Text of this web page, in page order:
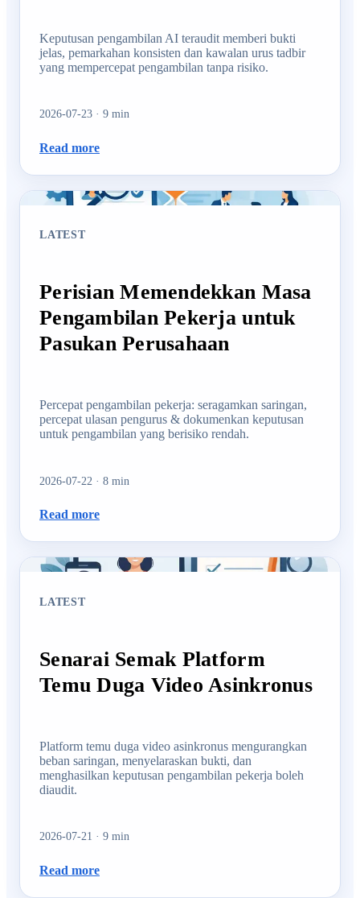
Keputusan pengambilan AI teraudit memberi bukti
jelas, pemarkahan konsisten dan kawalan urus tadbir
yang mempercepat pengambilan tanpa risiko.
2026-07-23 · 9 min
Read more
LATEST
Perisian Memendekkan Masa
Pengambilan Pekerja untuk
Pasukan Perusahaan
Percepat pengambilan pekerja: seragamkan saringan,
percepat ulasan pengurus & dokumenkan keputusan
untuk pengambilan yang berisiko rendah.
2026-07-22 · 8 min
Read more
LATEST
Senarai Semak Platform
Temu Duga Video Asinkronus
Platform temu duga video asinkronus mengurangkan
beban saringan, menyelaraskan bukti, dan
menghasilkan keputusan pengambilan pekerja boleh
diaudit.
2026-07-21 · 9 min
Read more